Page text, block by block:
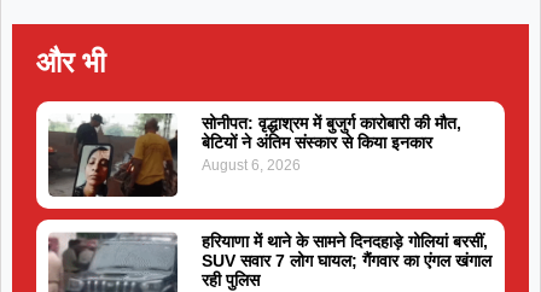
और भी
सोनीपत: वृद्धाश्रम में बुजुर्ग कारोबारी की मौत,
बेटियों ने अंतिम संस्कार से किया इनकार
August 6, 2026
हरियाणा में थाने के सामने दिनदहाड़े गोलियां बरसीं,
SUV सवार 7 लोग घायल; गैंगवार का एंगल खंगाल
रही पुलिस